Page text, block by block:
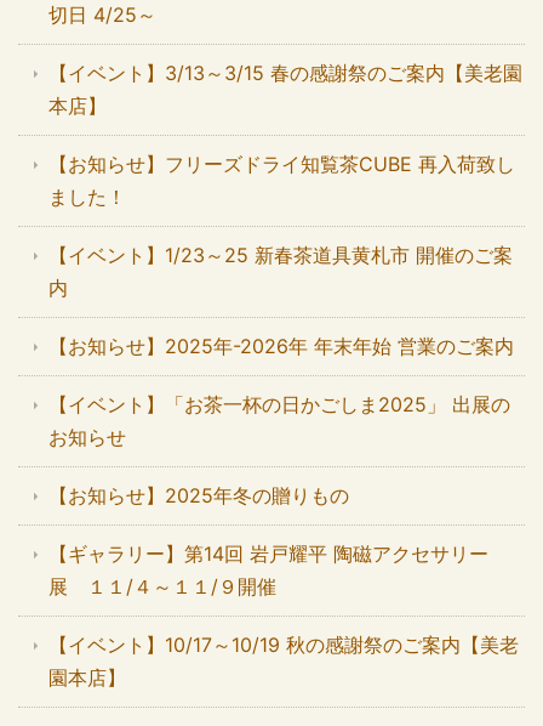
切日 4/25～
【イベント】3/13～3/15 春の感謝祭のご案内【美老園
本店】
【お知らせ】フリーズドライ知覧茶CUBE 再入荷致し
ました！
【イベント】1/23～25 新春茶道具黄札市 開催のご案
内
【お知らせ】2025年-2026年 年末年始 営業のご案内
【イベント】「お茶一杯の日かごしま2025」 出展の
お知らせ
【お知らせ】2025年冬の贈りもの
【ギャラリー】第14回 岩戸耀平 陶磁アクセサリー
展 １１/４～１１/９開催
【イベント】10/17～10/19 秋の感謝祭のご案内【美老
園本店】